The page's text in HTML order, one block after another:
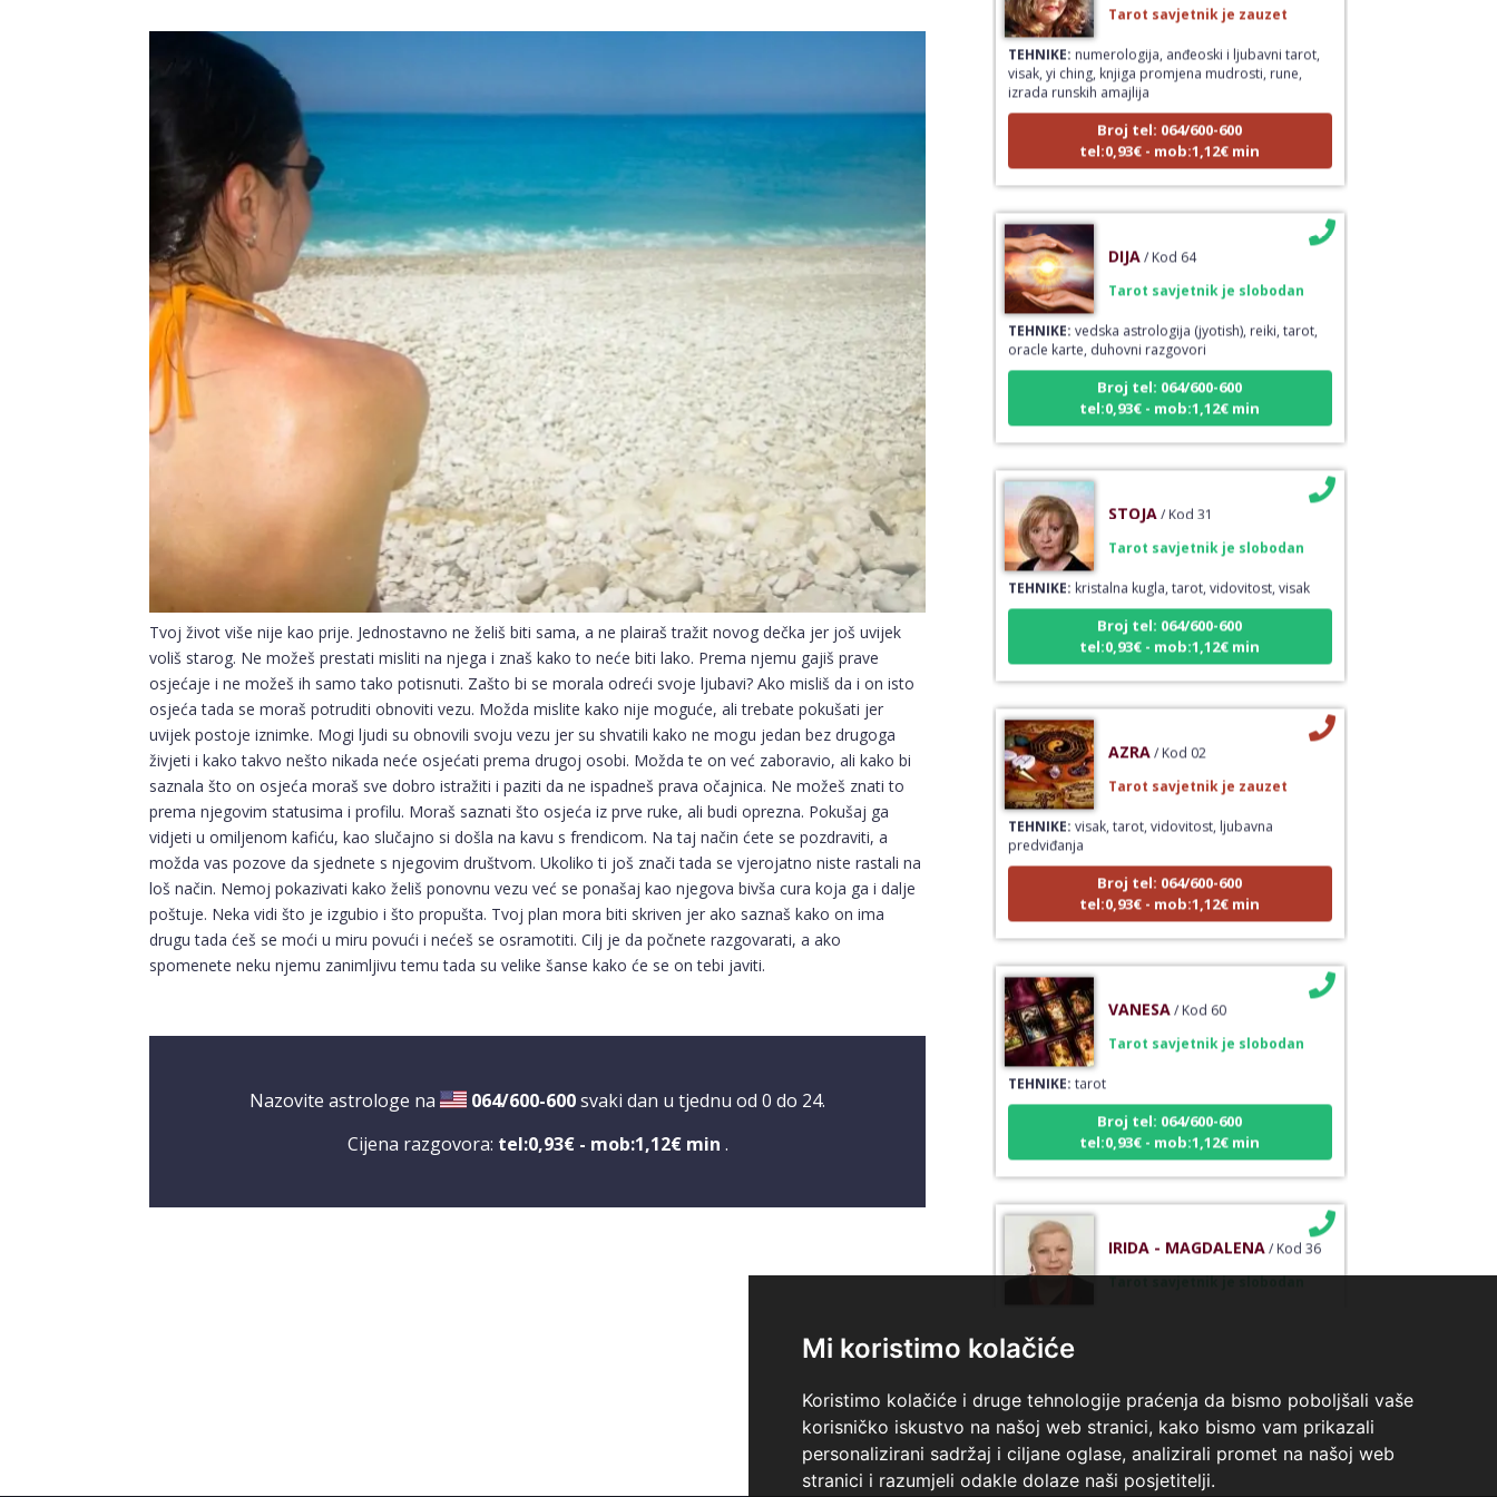
Mi koristimo kolačiće
Koristimo kolačiće i druge tehnologije praćenja da bismo poboljšali vaše
korisničko iskustvo na našoj web stranici, kako bismo vam prikazali
personalizirani sadržaj i ciljane oglase, analizirali promet na našoj web
stranici i razumjeli odakle dolaze naši posjetitelji.
Tvoj život više nije kao prije. Jednostavno ne želiš biti sama, a ne plairaš tražit novog dečka jer još uvijek
voliš starog. Ne možeš prestati misliti na njega i znaš kako to neće biti lako. Prema njemu gajiš prave
osjećaje i ne možeš ih samo tako potisnuti. Zašto bi se morala odreći svoje ljubavi? Ako misliš da i on isto
osjeća tada se moraš potruditi obnoviti vezu. Možda mislite kako nije moguće, ali trebate pokušati jer
uvijek postoje iznimke. Mogi ljudi su obnovili svoju vezu jer su shvatili kako ne mogu jedan bez drugoga
živjeti i kako takvo nešto nikada neće osjećati prema drugoj osobi. Možda te on već zaboravio, ali kako bi
saznala što on osjeća moraš sve dobro istražiti i paziti da ne ispadneš prava očajnica. Ne možeš znati to
prema njegovim statusima i profilu. Moraš saznati što osjeća iz prve ruke, ali budi oprezna. Pokušaj ga
vidjeti u omiljenom kafiću, kao slučajno si došla na kavu s frendicom. Na taj način ćete se pozdraviti, a
možda vas pozove da sjednete s njegovim društvom. Ukoliko ti još znači tada se vjerojatno niste rastali na
loš način. Nemoj pokazivati kako želiš ponovnu vezu već se ponašaj kao njegova bivša cura koja ga i dalje
poštuje. Neka vidi što je izgubio i što propušta. Tvoj plan mora biti skriven jer ako saznaš kako on ima
drugu tada ćeš se moći u miru povući i nećeš se osramotiti. Cilj je da počnete razgovarati, a ako
spomenete neku njemu zanimljivu temu tada su velike šanse kako će se on tebi javiti.
Nazovite astrologe na 064/600-600 svaki dan u tjednu od 0 do 24.
Cijena razgovora: tel:0,93€ - mob:1,12€ min .
TEHNIKE:numerologija, anđeoski i ljubavni tarot,
visak, yi ching, knjiga promjena mudrosti, rune,
izrada runskih amajlija
Broj tel: 064/600-600
tel:0,93€ - mob:1,12€ min
TEHNIKE:vedska astrologija (jyotish), reiki, tarot,
oracle karte, duhovni razgovori
Broj tel: 064/600-600
tel:0,93€ - mob:1,12€ min
TEHNIKE:kristalna kugla, tarot, vidovitost, visak
Broj tel: 064/600-600
tel:0,93€ - mob:1,12€ min
TEHNIKE:visak, tarot, vidovitost, ljubavna
predviđanja
Broj tel: 064/600-600
tel:0,93€ - mob:1,12€ min
TEHNIKE:tarot
Broj tel: 064/600-600
tel:0,93€ - mob:1,12€ min
/ Kod 36
čitanjem i pisanjem), numerologija, radiestezija
tel:0,93€ - mob:1,12€ min